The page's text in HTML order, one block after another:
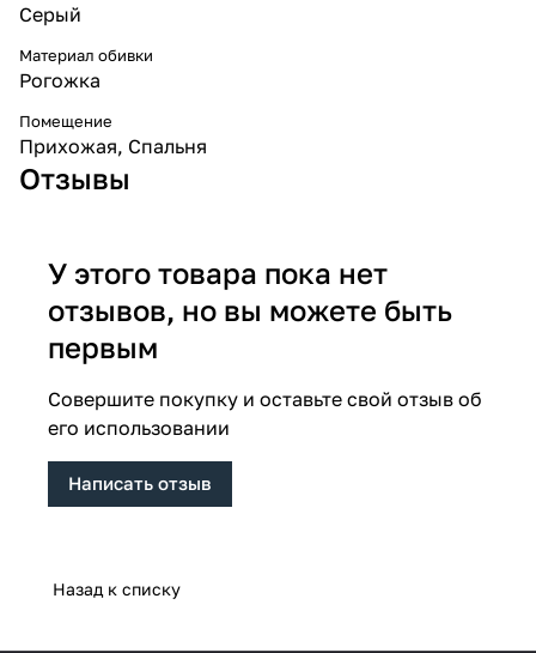
Серый
Материал обивки
Рогожка
Помещение
Прихожая, Спальня
Отзывы
У этого товара пока нет
отзывов, но вы можете быть
первым
Совершите покупку и оставьте свой отзыв об
его использовании
Написать отзыв
Назад к списку